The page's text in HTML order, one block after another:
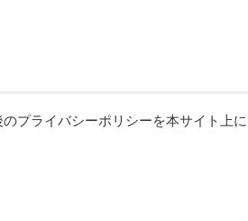
プライバシーポリシーを本サイト上に